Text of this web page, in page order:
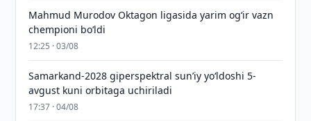
Mahmud Murodov Oktagon ligasida yarim og‘ir vazn
chempioni bo‘ldi
12:25 · 03/08
Samarkand-2028 giperspektral sun’iy yo‘ldoshi 5-
avgust kuni orbitaga uchiriladi
17:37 · 04/08